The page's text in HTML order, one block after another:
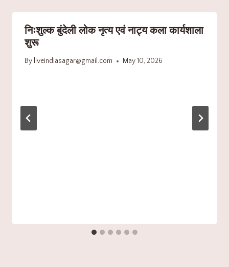
निःशुल्क बुंदेली लोक नृत्य एवं नाट्य कला कार्यशाला
शुरू
By liveindiasagar@gmail.com May 10, 2026